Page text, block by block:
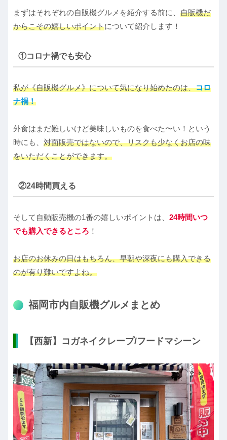
まずはそれぞれの自販機グルメを紹介する前に、 自販機だ
からこその嬉しいポイントについて紹介します！
①コロナ禍でも安心
私が《自販機グルメ》について気になり始めたのは、コロ
ナ禍！
外食はまだ難しいけど美味しいものを食べた〜い！という
時にも、 対面販売ではないので、リスクも少なくお店の味
をいただくことができます。
②24時間買える
そして自動販売機の1番の嬉しいポイントは、 24時間いつ
でも購入できるところ ！
お店のお休みの日はもちろん、早朝や深夜にも購入できる
のが有り難いですよね。
福岡市内自販機グルメまとめ
【西新】コガネイクレープ/フードマシーン